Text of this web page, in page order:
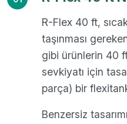
R-Flex 40 ft,
taşınması
gibi ürünlerin 40
sevkiyatı için
parça) bir
Benzersiz